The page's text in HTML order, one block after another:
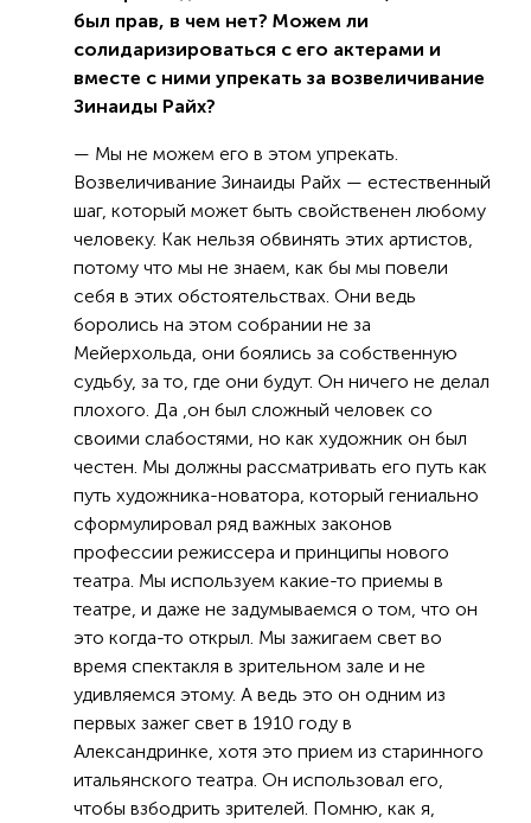
был прав, в чем нет? Можем ли
солидаризироваться с его актерами и
вместе с ними упрекать за возвеличивание
Зинаиды Райх?
— Мы не можем его в этом упрекать.
Возвеличивание Зинаиды Райх — естественный
шаг, который может быть свойственен любому
человеку. Как нельзя обвинять этих артистов,
потому что мы не знаем, как бы мы повели
себя в этих обстоятельствах. Они ведь
боролись на этом собрании не за
Мейерхольда, они боялись за собственную
судьбу, за то, где они будут. Он ничего не делал
плохого. Да ,он был сложный человек со
своими слабостями, но как художник он был
честен. Мы должны рассматривать его путь как
путь художника-новатора, который гениально
сформулировал ряд важных законов
профессии режиссера и принципы нового
театра. Мы используем какие-то приемы в
театре, и даже не задумываемся о том, что он
это когда-то открыл. Мы зажигаем свет во
время спектакля в зрительном зале и не
удивляемся этому. А ведь это он одним из
первых зажег свет в 1910 году в
Александринке, хотя это прием из старинного
итальянского театра. Он использовал его,
чтобы взбодрить зрителей. Помню, как я,